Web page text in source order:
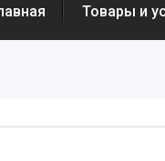
Товары и